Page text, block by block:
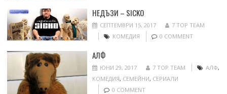
НЕДЪЗИ – SICKO
СЕПТЕМВРИ 15, 2017
7 TOP TEAM
КОМЕДИЯ
0 COMMENT
АЛФ
ЮНИ 29, 2017 7 TOP TEAM АЛФ,
КОМЕДИЯ, СЕМЕЙНИ, СЕРИАЛИ
0 COMMENT